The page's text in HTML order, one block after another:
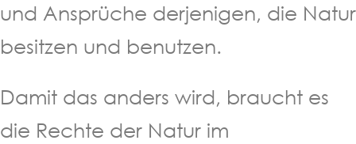
und Ansprüche derjenigen, die Natur
besitzen und benutzen.
Damit das anders wird, braucht es
die Rechte der Natur im